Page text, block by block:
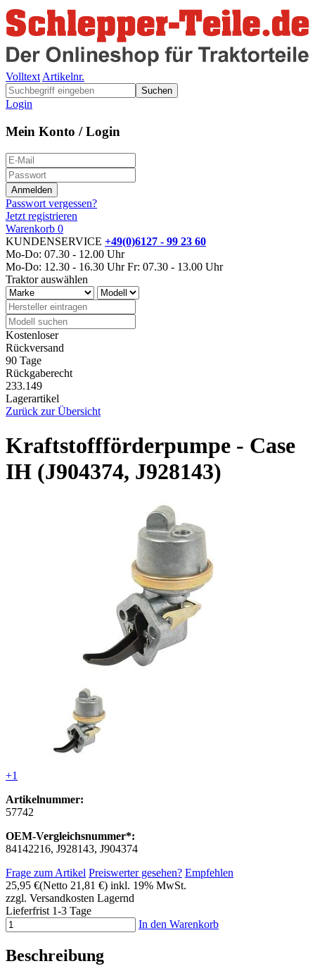
Volltext Artikelnr.
Suchen
Login
Mein Konto / Login
Passwort vergessen?
Jetzt registrieren
Warenkorb 0
KUNDENSERVICE +49(0)6127 - 99 23 60
Mo-Do: 07.30 - 12.00 Uhr
Mo-Do: 12.30 - 16.30 Uhr Fr: 07.30 - 13.00 Uhr
Traktor auswählen
Kostenloser
Rückversand
90 Tage
Rückgaberecht
233.149
Lagerartikel
Zurück zur Übersicht
Kraftstoffförderpumpe - Case
IH (J904374, J928143)
+1
Artikelnummer:
57742
OEM-Vergleichsnummer*:
84142216, J928143, J904374
Frage zum Artikel Preiswerter gesehen? Empfehlen
25,95 €(Netto 21,81 €) inkl. 19% MwSt.
zzgl. Versandkosten Lagernd
Lieferfrist 1-3 Tage
In den Warenkorb
Beschreibung